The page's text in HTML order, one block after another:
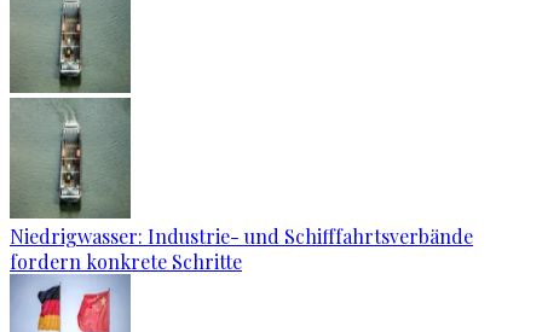
Niedrigwasser: Industrie- und Schifffahrtsverbände
fordern konkrete Schritte